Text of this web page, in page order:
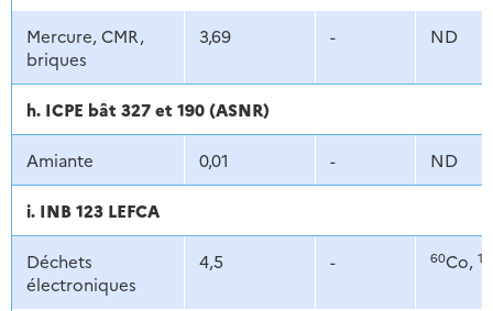
Mercure, CMR,
briques
3,69 - ND
h. ICPE bât 327 et 190 (ASNR)
Amiante 0,01 - ND
i. INB 123 LEFCA
Déchets
électroniques
4,5 - 60Co,